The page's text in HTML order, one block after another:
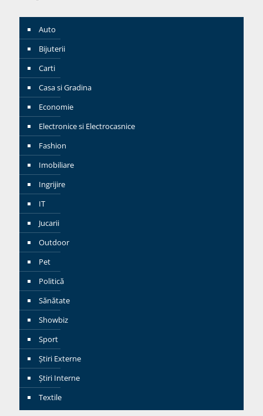
Auto
Bijuterii
Carti
Casa si Gradina
Economie
Electronice si Electrocasnice
Fashion
Imobiliare
Ingrijire
IT
Jucarii
Outdoor
Pet
Politică
Sănătate
Showbiz
Sport
Știri Externe
Știri Interne
Textile